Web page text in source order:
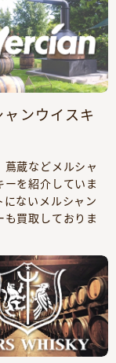
ャンウイスキ
蔦蔵などメルシャ
ーを紹介していま
にないメルシャン
も買取しておりま